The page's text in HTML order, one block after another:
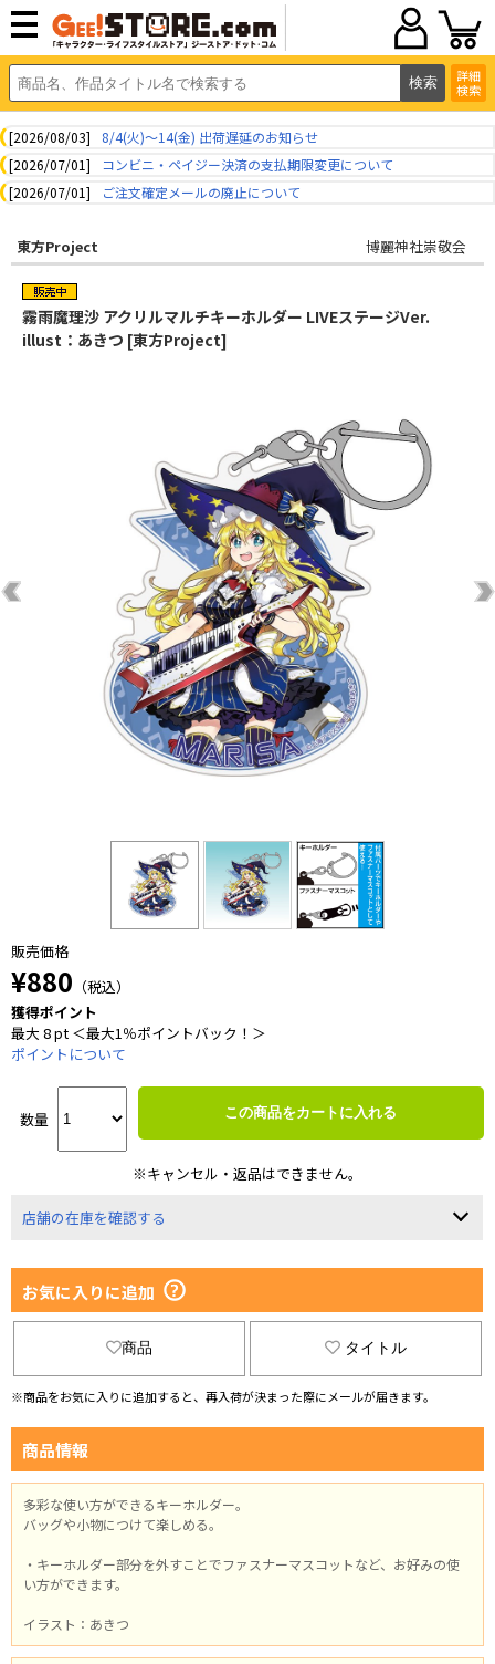
詳細
検索
[2026/08/03]
8/4(火)～14(金) 出荷遅延のお知らせ
[2026/07/01]
コンビニ・ペイジー決済の支払期限変更について
[2026/07/01]
ご注文確定メールの廃止について
東方Project 博麗神社崇敬会
霧雨魔理沙 アクリルマルチキーホルダー LIVEステージVer.
illust：あきつ [東方Project]
販売価格
¥880 （税込）
獲得ポイント
最大 8 pt ＜最大1％ポイントバック！＞
ポイントについて
数量 この商品をカートに入れる
※キャンセル・返品はできません。
店舗の在庫を確認する
お気に入りに追加
商品 タイトル
※商品をお気に入りに追加すると、再入荷が決まった際にメールが届きます。
商品情報
多彩な使い方ができるキーホルダー。
バッグや小物につけて楽しめる。
・キーホルダー部分を外すことでファスナーマスコットなど、お好みの使
い方ができます。
イラスト：あきつ